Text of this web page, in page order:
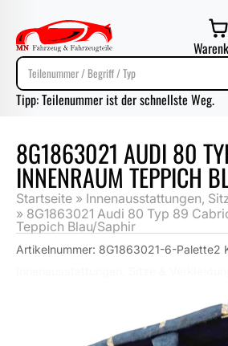
Tipp: Teilenummer ist der schnellste Weg.
8G1863021 AUDI 80
INNENRAUM TEPPICH
Startseite » Innenausstattungen,
» 8G1863021 Audi 80 Typ 89
Teppich Blau/Saphir
Artikelnummer: 8G1863021-6-Palette2